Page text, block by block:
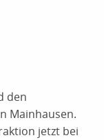
den
Mainhausen.
jetzt bei